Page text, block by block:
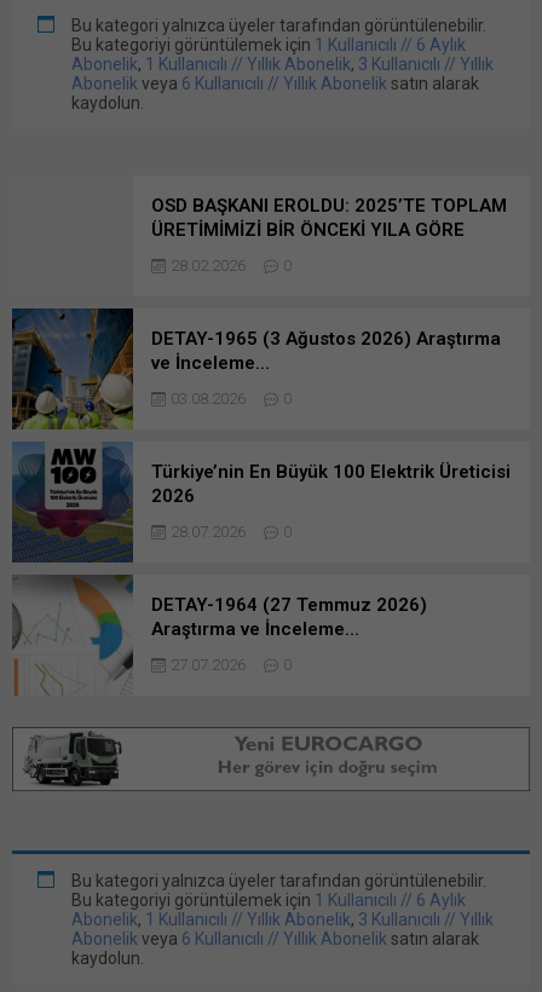
Bu kategori yalnızca üyeler tarafından görüntülenebilir.
Bu kategoriyi görüntülemek için 1 Kullanıcılı // 6 Aylık
Abonelik, 1 Kullanıcılı // Yıllık Abonelik, 3 Kullanıcılı // Yıllık
Abonelik veya 6 Kullanıcılı // Yıllık Abonelik satın alarak
kaydolun.
OSD BAŞKANI EROLDU: 2025’TE TOPLAM
ÜRETİMİMİZİ BİR ÖNCEKİ YILA GÖRE
28.02.2026 0
DETAY-1965 (3 Ağustos 2026) Araştırma
ve İnceleme…
03.08.2026 0
Türkiye’nin En Büyük 100 Elektrik Üreticisi
2026
28.07.2026 0
DETAY-1964 (27 Temmuz 2026)
Araştırma ve İnceleme…
27.07.2026 0